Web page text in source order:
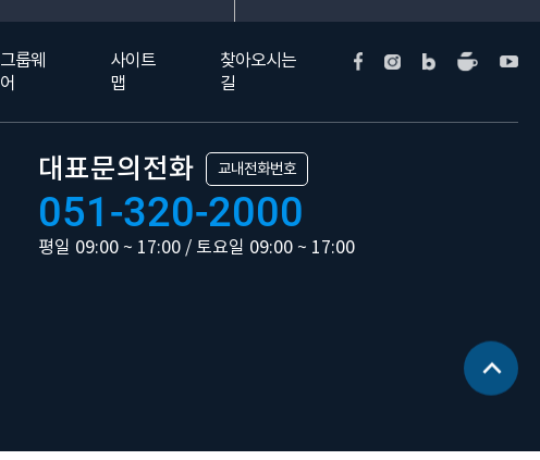
그룹웨
어
사이트
맵
찾아오시는
길
대표문의전화 교내전화번호
051-320-2000
평일 09:00 ~ 17:00 / 토요일 09:00 ~ 17:00